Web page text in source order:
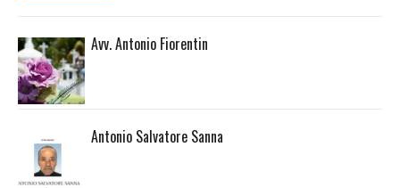
Avv. Antonio Fiorentin
Antonio Salvatore Sanna